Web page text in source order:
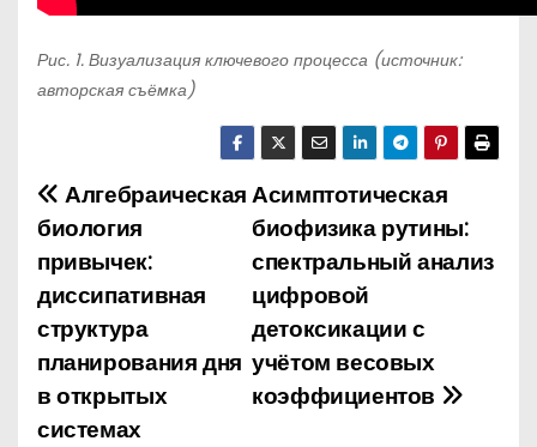
Рис. 1. Визуализация ключевого процесса (источник:
авторская съёмка)
Н
а
в
и
г
Асимптотическая
биофизика рутины:
спектральный анализ
цифровой
детоксикации с
учётом весовых
коэффициентов
Алгебраическая
биология
привычек:
диссипативная
структура
планирования дня
в открытых
системах